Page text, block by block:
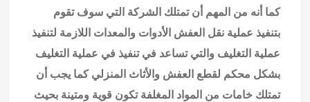
كما أنه من المهم أن تمتلك الشركة التي سوف تقوم
بتنفيذ عملية نقل العفش الأدوات والمعدات اللازمة لتنفيذ
عملية التغليف والتي تساعد في تنفيذ في عملية التغليف
بشكل محكم لقطع العفش والأثاث المنزلي كما يجب أن
تمتلك خامات من المواد المغلفة تكون قوية ومتينة بحيث